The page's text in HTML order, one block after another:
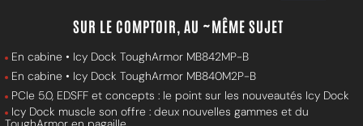
SUR LE COMPTOIR, AU ~MÊME SUJET
En cabine • Icy Dock ToughArmor MB842MP-B
En cabine • Icy Dock ToughArmor MB840M2P-B
PCIe 5.0, EDSFF et concepts : le point sur les nouveautés Icy Dock
Icy Dock muscle son offre : deux nouvelles gammes et du